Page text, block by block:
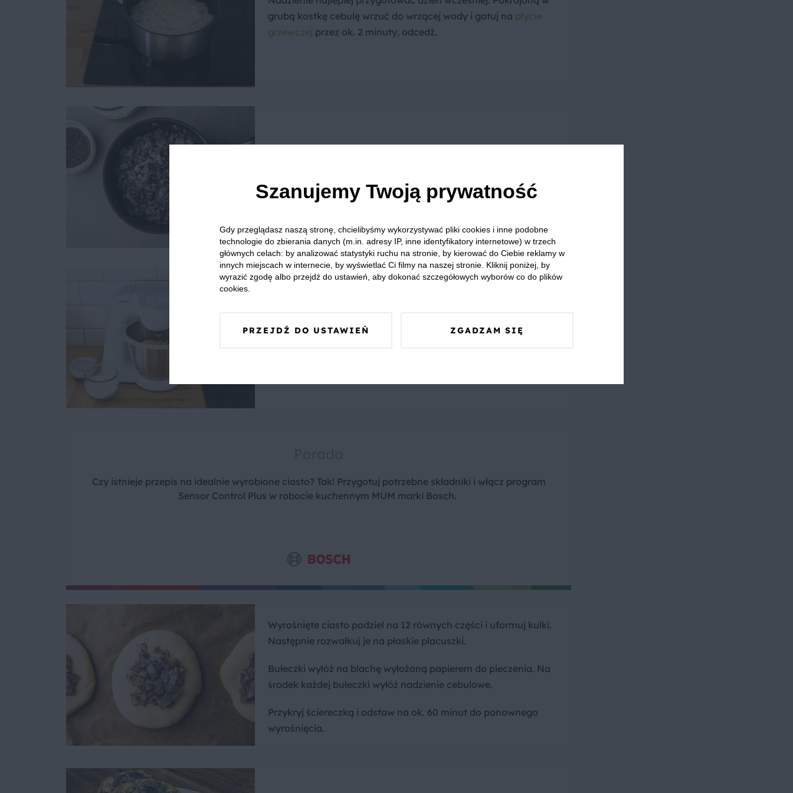
grubą kostkę cebulę wrzuć do wrzącej wody i gotuj na płycie
grzewczej przez ok. 2 minuty, odcedź.
całą noc w lodówce.
automatyczny do wyrabiania ciasta drożdżowego.
Czy istnieje przepis na idealnie wyrobione ciasto? Tak! Przygotuj potrzebne składniki i włącz program
Sensor Control Plus w robocie kuchennym MUM marki Bosch.
Wyrośnięte ciasto podziel na 12 równych części i uformuj kulki.
Następnie rozwałkuj je na płaskie placuszki.
Bułeczki wyłóż na blachę wyłożoną papierem do pieczenia. Na
środek każdej bułeczki wyłóż nadzienie cebulowe.
Przykryj ściereczką i odstaw na ok. 60 minut do ponownego
wyrośnięcia.
Szanujemy Twoją prywatność
Gdy przeglądasz naszą stronę, chcielibyśmy wykorzystywać pliki cookies i inne podobne
technologie do zbierania danych (m.in. adresy IP, inne identyfikatory internetowe) w trzech
głównych celach: by analizować statystyki ruchu na stronie, by kierować do Ciebie reklamy w
innych miejscach w internecie, by wyświetlać Ci filmy na naszej stronie. Kliknij poniżej, by
wyrazić zgodę albo przejdź do ustawień, aby dokonać szczegółowych wyborów co do plików
cookies.
PRZEJDŹ DO USTAWIEŃ ZGADZAM SIĘ